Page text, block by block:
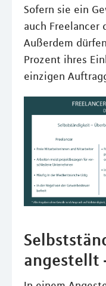
Sofern sie ein
auch Freelancer
Außerdem
Prozent ihres
einzigen
angestellt